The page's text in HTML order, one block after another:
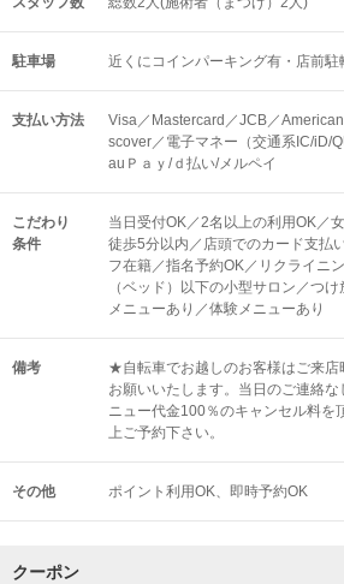
駐車場 近くにコインパーキング有・店前駐
支払い方法
Visa／Mastercard／JCB／
scover／電子マネー（交通系IC/iD/
auＰａｙ/ｄ払い/メルペイ
こだわり
条件
当日受付OK／2名以上の利用OK／
徒歩5分以内／店頭でのカード支払
フ在籍／指名予約OK／リクライニ
（ベッド）以下の小型サロン／つ
メニューあり／体験メニューあり
備考
★自転車でお越しのお客様はご来店
お願いいたします。当日のご連絡
ニュー代金100％のキャンセル料を
上ご予約下さい。
その他 ポイント利用OK 即時予約OK
クーポン